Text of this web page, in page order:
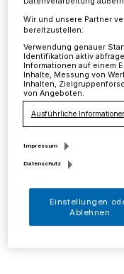
Mettmann·Die
Außenstellen wird
Ursprünglich war
Annahmestellen
der enormen
entsorgen gilt,
Termine an.
22.11.2018 , 11:48 Uhr
Wir und unsere Partner
bereitzustellen:
Verwendung genauer
Identifikation aktiv
Informationen auf einem
Inhalte, Messung von
Inhalten,
von Angeboten.
Ausführliche
Impressum
Datenschutz
Einstellungen
Ablehnen